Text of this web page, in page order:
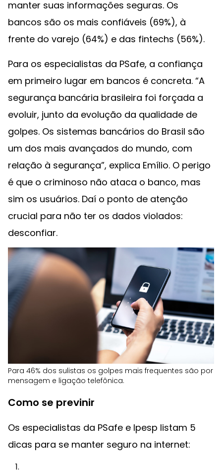
manter suas informações seguras. Os
bancos são os mais confiáveis (69%), à
frente do varejo (64%) e das fintechs (56%).
Para os especialistas da PSafe, a confiança
em primeiro lugar em bancos é concreta. “A
segurança bancária brasileira foi forçada a
evoluir, junto da evolução da qualidade de
golpes. Os sistemas bancários do Brasil são
um dos mais avançados do mundo, com
relação à segurança”, explica Emílio. O perigo
é que o criminoso não ataca o banco, mas
sim os usuários. Daí o ponto de atenção
crucial para não ter os dados violados:
desconfiar.
Para 46% dos sulistas os golpes mais frequentes são por
mensagem e ligação telefônica.
Como se previnir
Os especialistas da PSafe e Ipesp listam 5
dicas para se manter seguro na internet: